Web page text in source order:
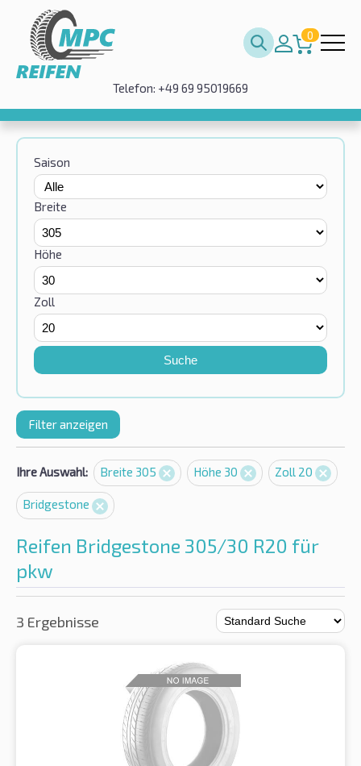
0
Telefon: +49 69 95019669
Saison
Breite
Höhe
Zoll
Suche
Filter anzeigen
Ihre Auswahl: Breite 305 Höhe 30 Zoll 20
Bridgestone
Reifen Bridgestone 305/30 R20 für
pkw
3 Ergebnisse